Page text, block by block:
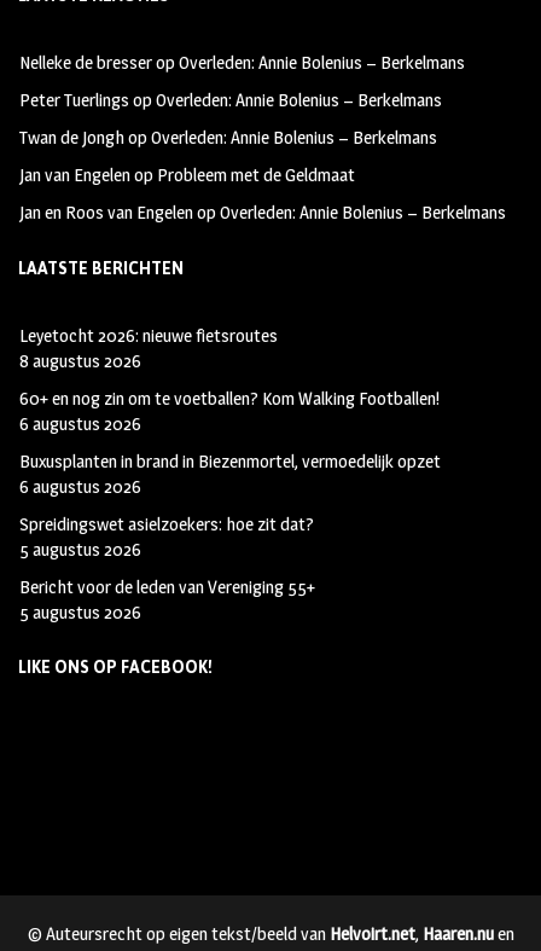
oo
k
m
Nelleke de bresseropOverleden: Annie Bolenius – Berkelmans
Peter Tuerlings opOverleden: Annie Bolenius – Berkelmans
Twan de JonghopOverleden: Annie Bolenius – Berkelmans
Jan van Engelenop Probleem met de Geldmaat
Jan en Roos van EngelenopOverleden: Annie Bolenius – Berkelmans
LAATSTE BERICHTEN
Leyetocht 2026: nieuwe fietsroutes
8 augustus 2026
60+ en nog zin om te voetballen? Kom Walking Footballen!
6 augustus 2026
Buxusplanten in brand in Biezenmortel, vermoedelijk opzet
6 augustus 2026
Spreidingswet asielzoekers: hoe zit dat?
5 augustus 2026
Bericht voor de leden van Vereniging 55+
5 augustus 2026
LIKE ONS OP FACEBOOK!
© Auteursrecht op eigen tekst/beeld van Helvoirt.net, Haaren.nuen